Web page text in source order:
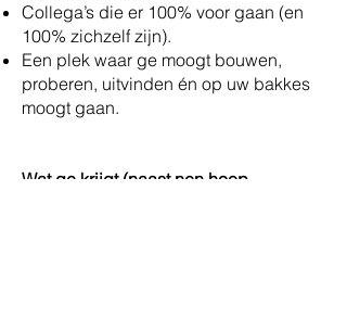
Collega’s die er 100% voor gaan (en
100% zichzelf zijn).
Een plek waar ge moogt bouwen,
proberen, uitvinden én op uw bakkes
moogt gaan.
Wat ge krijgt (naast nen hoop